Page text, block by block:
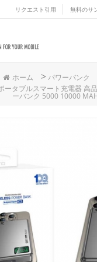
リクエスト引用 無料のサ
ホーム > パワーバンク
ータブルスマート充電器 高
ーバンク 5000 10000